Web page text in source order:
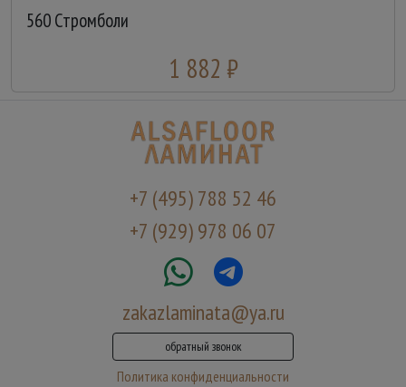
560 Стромболи
1 882 ₽
+7 (495) 788 52 46
+7 (929) 978 06 07
zakazlaminata@ya.ru
обратный звонок
Политика конфиденциальности